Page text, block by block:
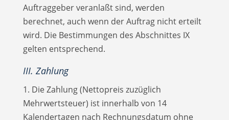
Auftraggeber veranlaßt sind, werden
berechnet, auch wenn der Auftrag nicht erteilt
wird. Die Bestimmungen des Abschnittes IX
gelten entsprechend.
III. Zahlung
1. Die Zahlung (Nettopreis zuzüglich
Mehrwertsteuer) ist innerhalb von 14
Kalendertagen nach Rechnungsdatum ohne